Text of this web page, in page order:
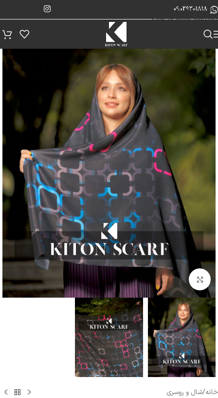
Skip to navigation
Skip to main content
09029201818
بزرگنمایی تصویر
خانه/شال و روسری